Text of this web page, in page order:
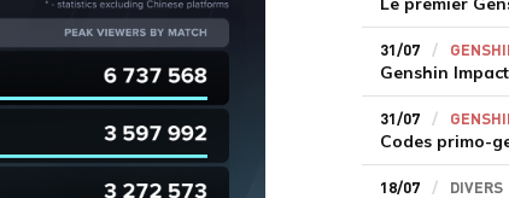
31/07
31/07
18/07 DIVERS